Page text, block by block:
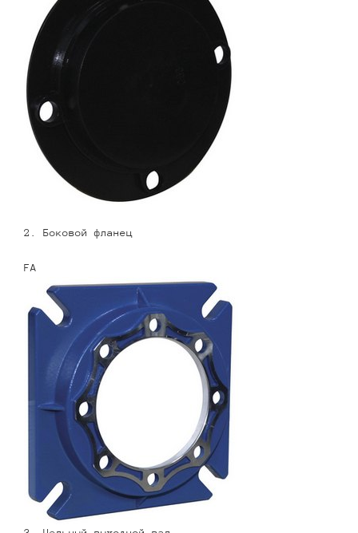
2. Боковой фланец
FA